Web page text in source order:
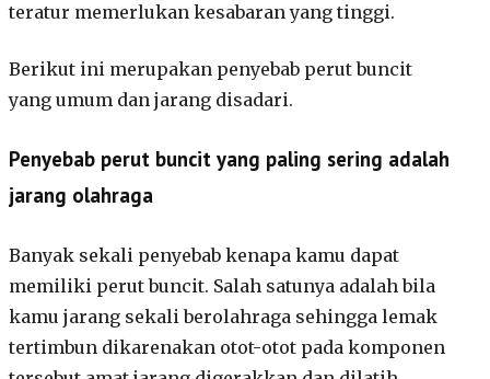
teratur memerlukan kesabaran yang tinggi.
Berikut ini merupakan penyebab perut buncit
yang umum dan jarang disadari.
Penyebab perut buncit yang paling sering adalah
jarang olahraga
Banyak sekali penyebab kenapa kamu dapat
memiliki perut buncit. Salah satunya adalah bila
kamu jarang sekali berolahraga sehingga lemak
tertimbun dikarenakan otot-otot pada komponen